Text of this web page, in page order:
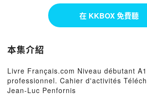
在 KKBOX 免費聽
本集介紹
Livre Français.com Niveau débutant
professionnel. Cahier d'activités
Jean-Luc Penfornis